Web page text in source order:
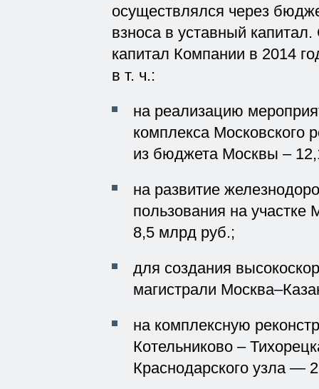
осуществлялся через
взноса в уставный
капитал Компании в 2014
в т. ч.:
на реализацию
комплекса Московского
из бюджета Москвы –
на развитие
пользования на
8,5 млрд руб.;
для создания
магистрали
на комплексную
Котельниково –
Краснодарского узла —